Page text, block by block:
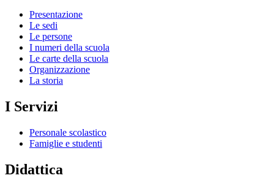
Presentazione
Le sedi
Le persone
I numeri della scuola
Le carte della scuola
Organizzazione
La storia
I Servizi
Personale scolastico
Famiglie e studenti
Didattica